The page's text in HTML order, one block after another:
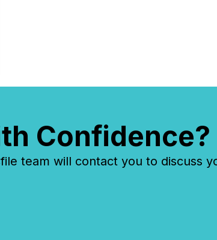
Confidence?
team will contact you to discuss